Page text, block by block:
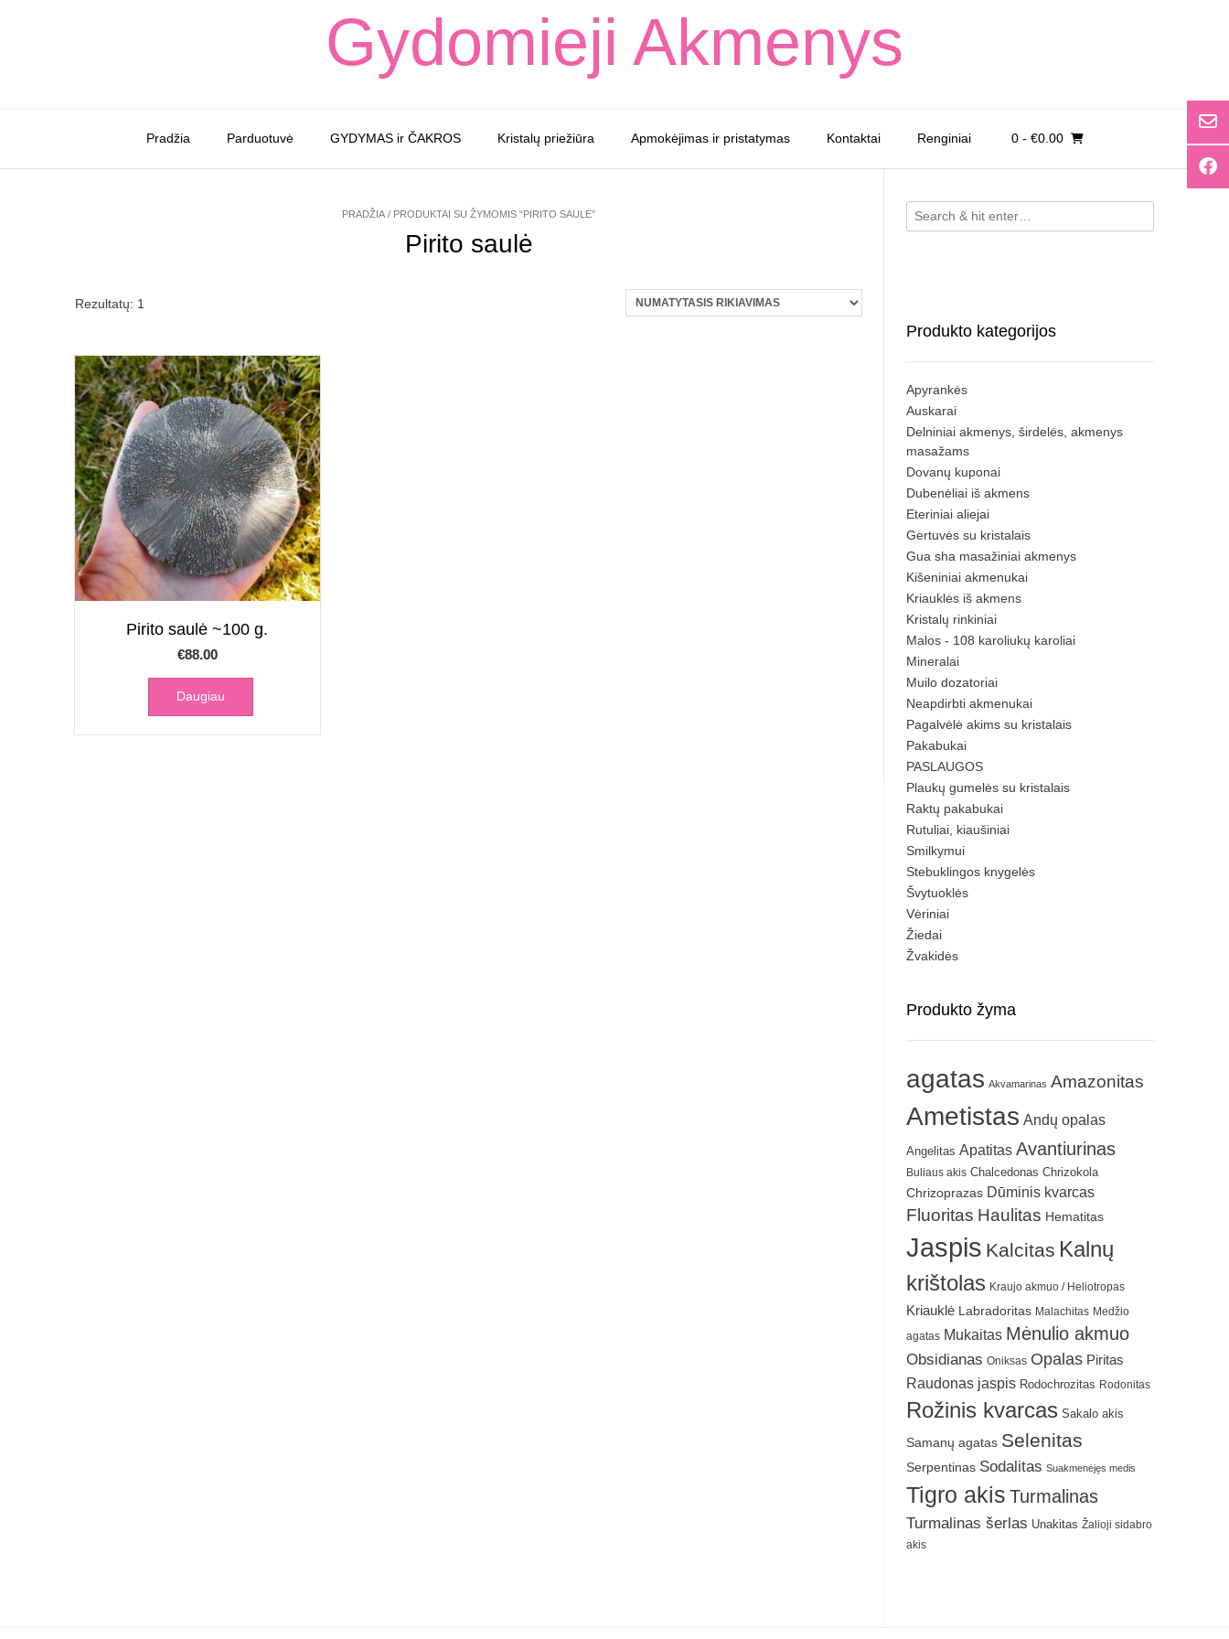
Gydomieji Akmenys
Pradžia Parduotuvė GYDYMAS ir ČAKROS Kristalų priežiūra Apmokėjimas ir pristatymas Kontaktai Renginiai 0- €0.00
PRADŽIA / PRODUKTAI SU ŽYMOMIS “PIRITO SAULĖ”
Pirito saulė
Rezultatų: 1
Pirito saulė ~100 g.
€88.00
Daugiau
Produkto kategorijos
Apyrankės
Auskarai
Delniniai akmenys, širdelės, akmenys
masažams
Dovanų kuponai
Dubenėliai iš akmens
Eteriniai aliejai
Gertuvės su kristalais
Gua sha masažiniai akmenys
Kišeniniai akmenukai
Kriauklės iš akmens
Kristalų rinkiniai
Malos - 108 karoliukų karoliai
Mineralai
Muilo dozatoriai
Neapdirbti akmenukai
Pagalvėlė akims su kristalais
Pakabukai
PASLAUGOS
Plaukų gumelės su kristalais
Raktų pakabukai
Rutuliai, kiaušiniai
Smilkymui
Stebuklingos knygelės
Švytuoklės
Vėriniai
Žiedai
Žvakidės
Produkto žyma
agatas Akvamarinas Amazonitas
Ametistas Andų opalas
Angelitas Apatitas Avantiurinas
Buliaus akis Chalcedonas Chrizokola
Chrizoprazas Dūminis kvarcas
Fluoritas Haulitas Hematitas
Jaspis Kalcitas Kalnų
krištolas Kraujo akmuo / Heliotropas
Kriauklė Labradoritas Malachitas Medžio
agatas Mukaitas Mėnulio akmuo
Obsidianas Oniksas Opalas Piritas
Raudonas jaspis Rodochrozitas Rodonitas
Rožinis kvarcas Sakalo akis
Samanų agatas Selenitas
Serpentinas Sodalitas Suakmenėjęs medis
Tigro akis Turmalinas
Turmalinas šerlas Unakitas Žalioji sidabro
akis